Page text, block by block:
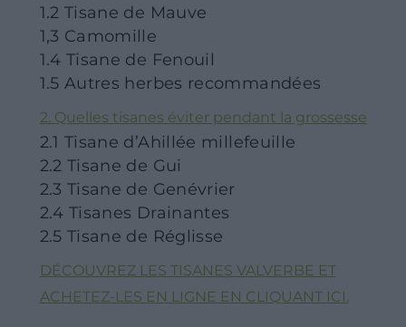
1.2 Tisane de Mauve
1,3 Camomille
1.4 Tisane de Fenouil
1.5 Autres herbes recommandées
2. Quelles tisanes éviter pendant la grossesse
2.1 Tisane d’Ahillée millefeuille
2.2 Tisane de Gui
2.3 Tisane de Genévrier
2.4 Tisanes Drainantes
2.5 Tisane de Réglisse
DÉCOUVREZ LES TISANES VALVERBE ET
ACHETEZ-LES EN LIGNE EN CLIQUANT ICI.